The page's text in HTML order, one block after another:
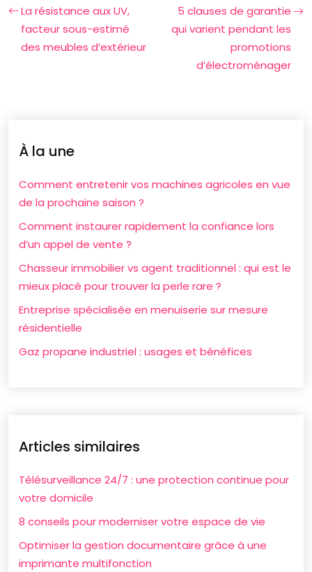
La résistance aux UV,
facteur sous-estimé
des meubles d’extérieur
5 clauses de garantie
qui varient pendant les
promotions
d’électroménager
À la une
Comment entretenir vos machines agricoles en vue
de la prochaine saison ?
Comment instaurer rapidement la confiance lors
d’un appel de vente ?
Chasseur immobilier vs agent traditionnel : qui est le
mieux placé pour trouver la perle rare ?
Entreprise spécialisée en menuiserie sur mesure
résidentielle
Gaz propane industriel : usages et bénéfices
Articles similaires
Télésurveillance 24/7 : une protection continue pour
votre domicile
8 conseils pour moderniser votre espace de vie
Optimiser la gestion documentaire grâce à une
imprimante multifonction